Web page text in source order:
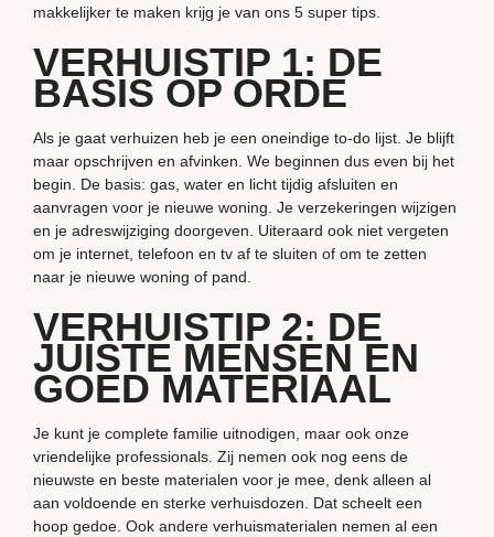
makkelijker te maken krijg je van ons 5 super tips.
VERHUISTIP 1: DE
BASIS OP ORDE
Als je gaat verhuizen heb je een oneindige to-do lijst. Je blijft
maar opschrijven en afvinken. We beginnen dus even bij het
begin. De basis: gas, water en licht tijdig afsluiten en
aanvragen voor je nieuwe woning. Je verzekeringen wijzigen
en je adreswijziging doorgeven. Uiteraard ook niet vergeten
om je internet, telefoon en tv af te sluiten of om te zetten
naar je nieuwe woning of pand.
VERHUISTIP 2: DE
JUISTE MENSEN EN
GOED MATERIAAL
Je kunt je complete familie uitnodigen, maar ook onze
vriendelijke professionals. Zij nemen ook nog eens de
nieuwste en beste materialen voor je mee, denk alleen al
aan voldoende en sterke verhuisdozen. Dat scheelt een
hoop gedoe. Ook andere verhuismaterialen nemen al een